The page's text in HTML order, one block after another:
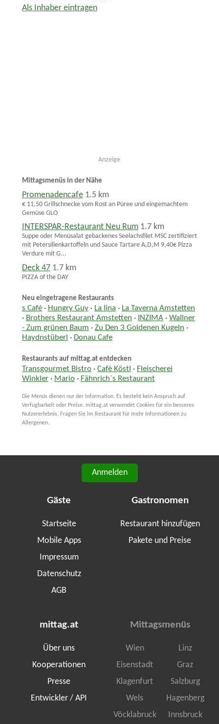
Als Inhaber eintragen
Anzeige
Mittagsmenüs in der Nähe
Promenadencafe 1.5 km
€ 11,50 Grillschnecke vom Rost an Püree und eingemachtem
Gemüse GLO
INTERSPAR-Restaurant Neu Rum 1.7 km
Suppe oder Menüsalat gebackenes Seelachsfilet MSC zertifiziert
mit Petersilienkartoffeln und Sauce Tartare A,D,M 9,40€ Pizza
Verdure mit G...
Deck 47 1.7 km
PIZZA of the DAY
Neu eingetragene Restaurants
s Café· Hungry Guy· La lina · La Taverna Amstetten
· Brothers Restaurant Amstetten · INZIMA· Wallner
- Zum grünen Baum · Zu Den 3 Goldenen Kugeln ·
Haydnstüberl · Donau Cafe
Restaurants auf mittag.at entdecken
Transgourmet Bistro· Cafè Köstl · Fleischerei
Winkler· Mario· Fähnrich`s Restaurant
Die Menüs dienen nur der Information. Es besteht kein Anspruch auf
Verfügbarkeit oder Preise. mittag.at verwendet Cookies für ein besseres
Nutzererlebnis. Fragen Sie im Restaurant für mehr Informationen zu
Allergenen.
Anmelden
Gäste
Startseite
Mobile Apps
Impressum
Datenschutz
AGB
Gastronomen
Restaurant hinzufügen
Pakete und Preise
mittag.at
Über uns
Kooperationen
Presse
Entwickler / API
Mittagsmenüs
Wien
Linz
Eisenstadt
Graz
Klagenfurt
Salzburg
Wels
Hagenberg
Vöcklabruck
Innsbruck